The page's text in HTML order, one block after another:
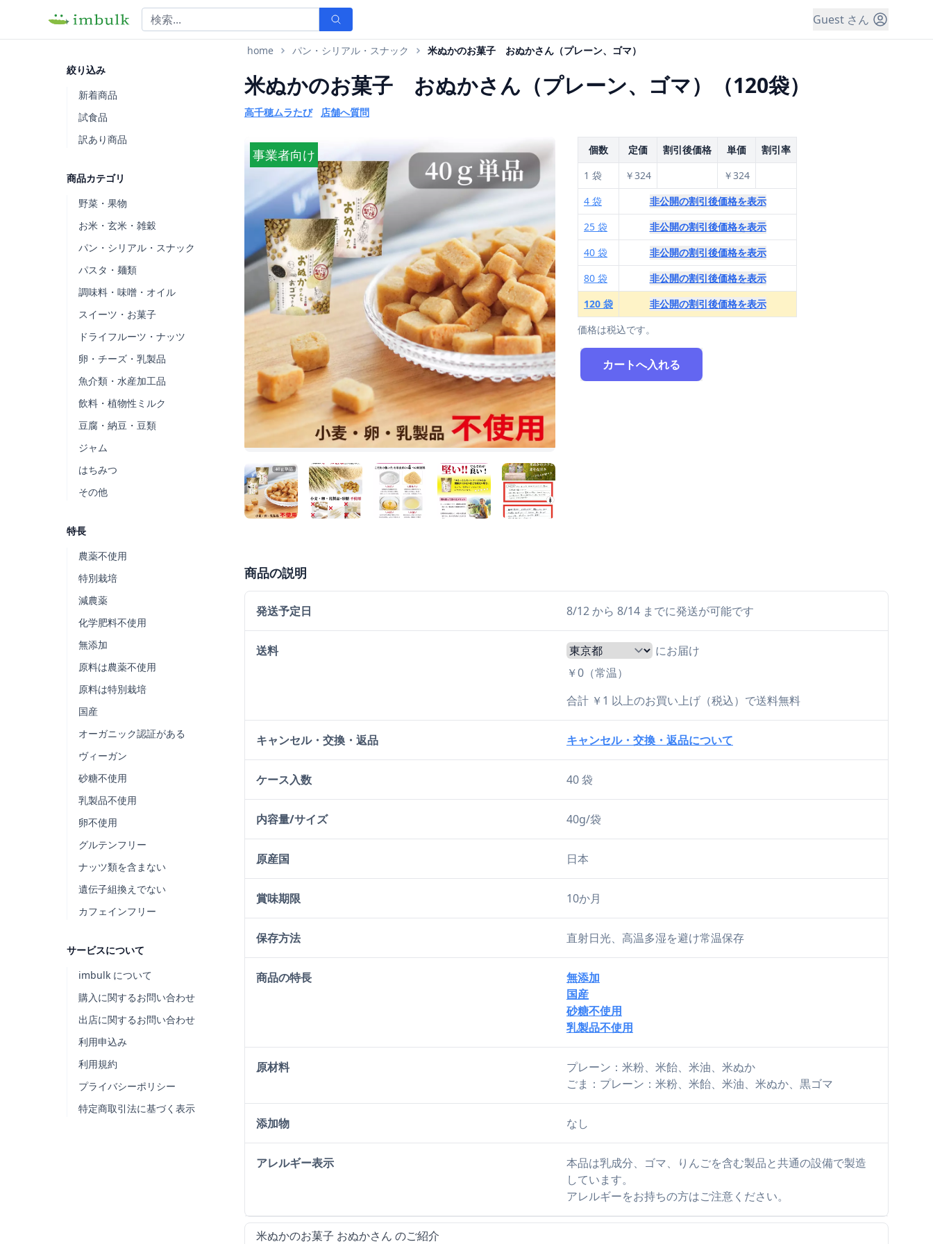
Guest さん
絞り込み
新着商品
試食品
訳あり商品
商品カテゴリ
野菜・果物
お米・玄米・雑穀
パン・シリアル・スナック
パスタ・麺類
調味料・味噌・オイル
スイーツ・お菓子
ドライフルーツ・ナッツ
卵・チーズ・乳製品
魚介類・水産加工品
飲料・植物性ミルク
豆腐・納豆・豆類
ジャム
はちみつ
その他
特長
農薬不使用
特別栽培
減農薬
化学肥料不使用
無添加
原料は農薬不使用
原料は特別栽培
国産
オーガニック認証がある
ヴィーガン
砂糖不使用
乳製品不使用
卵不使用
グルテンフリー
ナッツ類を含まない
遺伝子組換えでない
カフェインフリー
サービスについて
imbulk について
購入に関するお問い合わせ
出店に関するお問い合わせ
利用申込み
利用規約
プライバシーポリシー
特定商取引法に基づく表示
home パン・シリアル・スナック 米ぬかのお菓子 おぬかさん（プレーン、ゴマ）
米ぬかのお菓子 おぬかさん（プレーン、ゴマ）（120袋）
高千穂ムラたび 店舗へ質問
事業者向け 個数 定価 割引後価格 単価
割引率
1 袋
￥324
￥324
4 袋
非公開の割引後価格を表示
25 袋
非公開の割引後価格を表示
40 袋
非公開の割引後価格を表示
80 袋
非公開の割引後価格を表示
120 袋
非公開の割引後価格を表示
価格は税込です。
カートへ入れる
商品の説明
発送予定日 8/12 から 8/14 までに発送が可能です
送料
にお届け
￥0（常温）
合計 ￥1 以上のお買い上げ（税込）で送料無料
キャンセル・交換・返品 キャンセル・交換・返品について
ケース入数 40 袋
内容量/サイズ 40g/袋
原産国 日本
賞味期限 10か月
保存方法 直射日光、高温多湿を避け常温保存
商品の特長
無添加
国産
砂糖不使用
乳製品不使用
原材料
プレーン：米粉、米飴、米油、米ぬか
ごま：プレーン：米粉、米飴、米油、米ぬか、黒ゴマ
添加物 なし
アレルギー表示
本品は乳成分、ゴマ、りんごを含む製品と共通の設備で製造
しています。
アレルギーをお持ちの方はご注意ください。
米ぬかのお菓子 おぬかさん のご紹介